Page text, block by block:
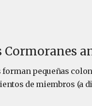
Cormoranes
pequeñas
de miembros (a